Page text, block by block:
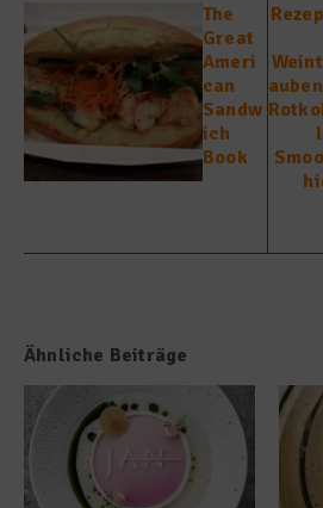
The
Great
Ameri
can
Sandw
ich
Book
Ähnliche Beiträge